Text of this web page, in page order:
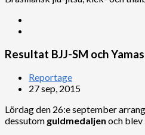
Resultat BJJ-SM och
Reportage
27 sep, 2015
Lördag den 26:e september
dessutom guldmedaljen och blev